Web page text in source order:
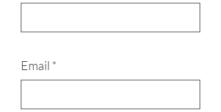
Email